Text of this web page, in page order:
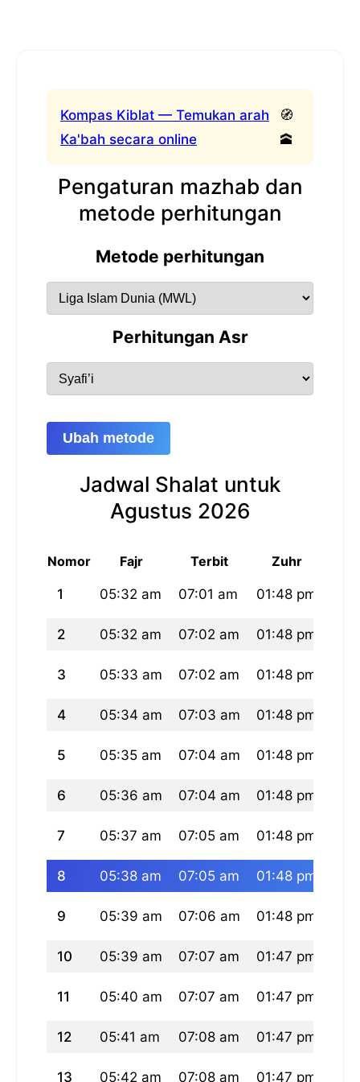
Kompas Kiblat — Temukan arah
Ka'bah secara online
🧭
🕋
Pengaturan mazhab dan
metode perhitungan
Metode perhitungan
Perhitungan Asr
Ubah metode
Jadwal Shalat untuk
Agustus 2026
Nomor Fajr Terbit Zuhr
1 05:32 am 07:01 am 01:48 pm
2 05:32 am 07:02 am 01:48 pm
3 05:33 am 07:02 am 01:48 pm
4 05:34 am 07:03 am 01:48 pm
5 05:35 am 07:04 am 01:48 pm
6 05:36 am 07:04 am 01:48 pm
7 05:37 am 07:05 am 01:48 pm
8 05:38 am 07:05 am 01:48 pm
9 05:39 am 07:06 am 01:48 pm
10 05:39 am 07:07 am 01:47 pm
11 05:40 am 07:07 am 01:47 pm
12 05:41 am 07:08 am 01:47 pm
13 05:42 am 07:08 am 01:47 pm